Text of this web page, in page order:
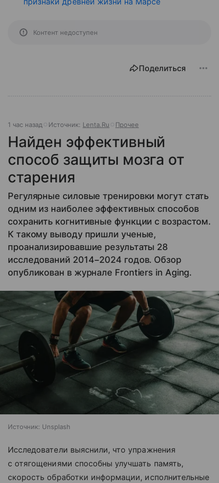
Контент недоступен
Поделиться
1 час назад Источник: Lenta.Ru Прочее
Найден эффективный
способ защиты мозга от
старения
Регулярные силовые тренировки могут стать
одним из наиболее эффективных способов
сохранить когнитивные функции с возрастом.
К такому выводу пришли ученые,
проанализировавшие результаты 28
исследований 2014−2024 годов. Обзор
опубликован в журнале Frontiers in Aging.
Источник: Unsplash
Исследователи выяснили, что упражнения
с отягощениями способны улучшать память,
скорость обработки информации, исполнительные